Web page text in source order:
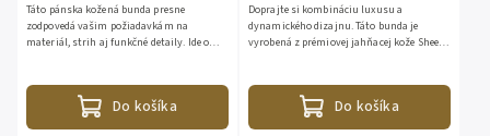
Do košíka
Táto pánska kožená bunda presne
zodpovedá vašim požiadavkám na
materiál, strih aj funkčné detaily. Ide o
Do košíka
Doprajte si kombináciu luxusu a
dynamického dizajnu. Táto bunda je
vyrobená z prémiovej jahňacej kože Sheep